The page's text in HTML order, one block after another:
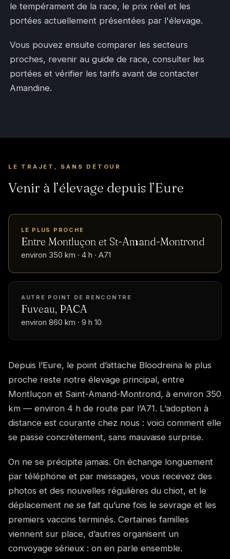
le tempérament de la race, le prix réel et les
portées actuellement présentées par l'élevage.
Vous pouvez ensuite comparer les secteurs
proches, revenir au guide de race, consulter les
portées et vérifier les tarifs avant de contacter
Amandine.
LE TRAJET, SANS DÉTOUR
Venir à l’élevage depuis l’Eure
LE PLUS PROCHE
Entre Montluçon et St-Amand-Montrond
environ 350 km · 4 h · A71
AUTRE POINT DE RENCONTRE
Fuveau, PACA
environ 860 km · 9 h 10
Depuis l’Eure, le point d’attache Bloodreina le plus
proche reste notre élevage principal, entre
Montluçon et Saint-Amand-Montrond, à environ 350
km — environ 4 h de route par l’A71. L’adoption à
distance est courante chez nous : voici comment elle
se passe concrètement, sans mauvaise surprise.
On ne se précipite jamais. On échange longuement
par téléphone et par messages, vous recevez des
photos et des nouvelles régulières du chiot, et le
déplacement ne se fait qu’une fois le sevrage et les
premiers vaccins terminés. Certaines familles
viennent sur place, d’autres organisent un
convoyage sérieux : on en parle ensemble.